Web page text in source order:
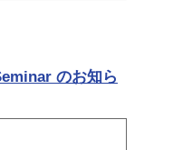
のお知ら